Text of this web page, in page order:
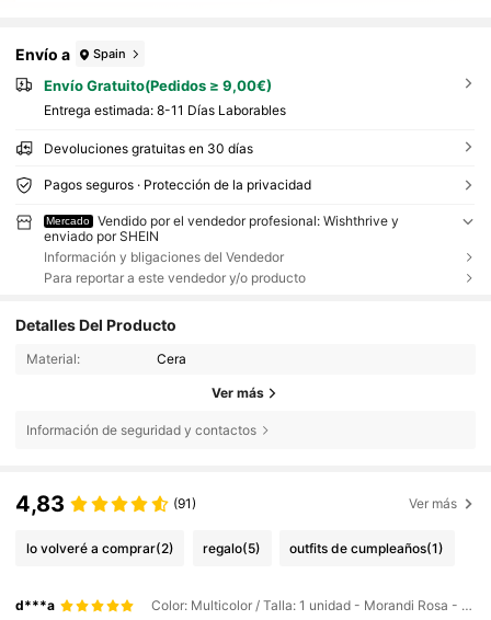
Envío a Spain
Envío Gratuito(Pedidos ≥ 9,00€)
Entrega estimada: 8-11 Días Laborables
Devoluciones gratuitas en 30 días
Pagos seguros · Protección de la privacidad
Mercado
Vendido por el vendedor profesional: Wishthrive y
enviado por SHEIN
Información y bligaciones del Vendedor
Para reportar a este vendedor y/o producto
Detalles Del Producto
Material: Cera
Ver más
Información de seguridad y contactos
4,83 (91) Ver más
lo volveré a comprar(2) regalo(5) outfits de cumpleaños(1)
d***a Color: Multicolor / Talla: 1 unidad - Morandi Rosa - Orégano y Narciso